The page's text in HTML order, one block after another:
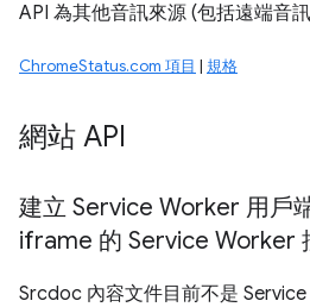
API 為其他音訊來源 (包括遠端音訊
ChromeStatus.com 項目 | 規格
網站 API
建立 Service Worker 用戶
iframe 的 Service Worker
Srcdoc 內容文件目前不是